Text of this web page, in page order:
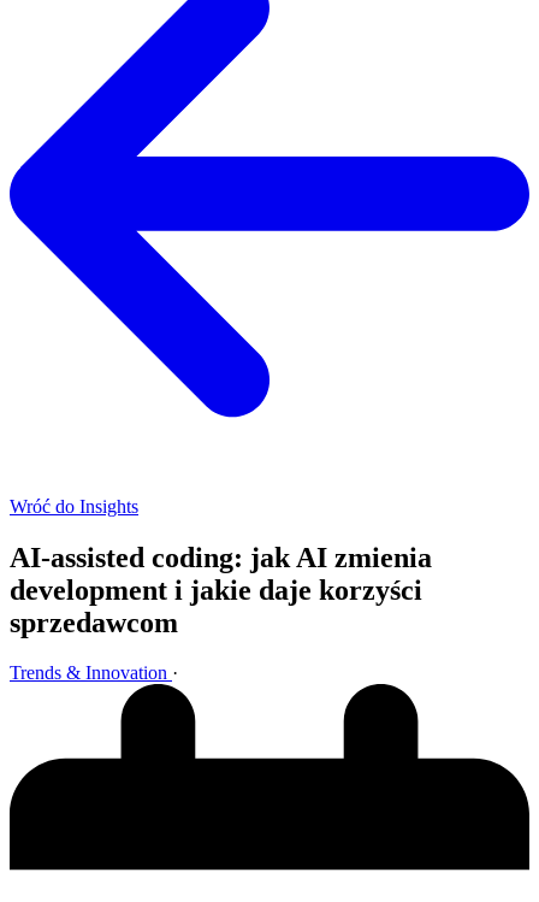
Wróć do Insights
AI-assisted coding: jak AI zmienia
development i jakie daje korzyści
sprzedawcom
Trends & Innovation ·